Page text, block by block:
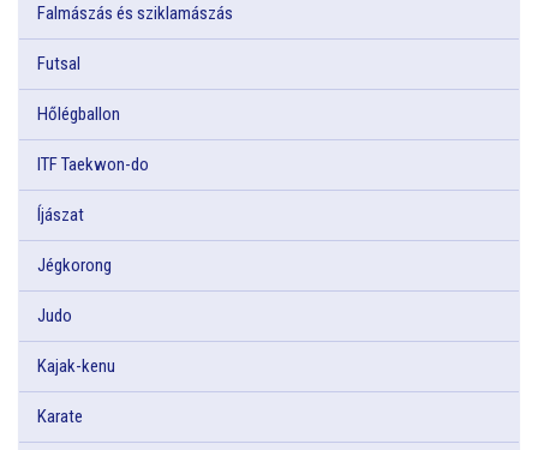
Falmászás és sziklamászás
Futsal
Hőlégballon
ITF Taekwon-do
Íjászat
Jégkorong
Judo
Kajak-kenu
Karate